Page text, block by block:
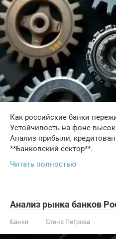
Как российские банки
Устойчивость на фоне
Анализ прибыли,
**Банковский сектор**.
Читать полностью
Анализ рынка банков
Банки Елена Петрова